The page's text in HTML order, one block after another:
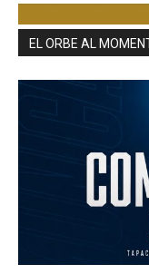
EL ORBE AL